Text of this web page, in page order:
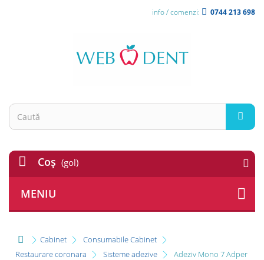
info / comenzi: 0744 213 698
Coş (gol)
MENIU
Cabinet
Consumabile Cabinet
Restaurare coronara
Sisteme adezive
Adeziv Mono 7 Adper